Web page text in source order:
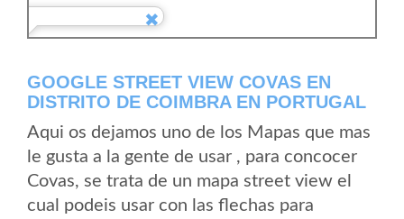
GOOGLE STREET VIEW COVAS EN
DISTRITO DE COIMBRA EN PORTUGAL
Aqui os dejamos uno de los Mapas que mas
le gusta a la gente de usar , para concocer
Covas, se trata de un mapa street view el
cual podeis usar con las flechas para